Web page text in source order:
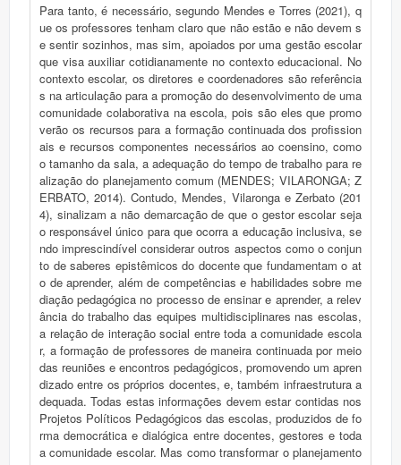
Para tanto, é necessário, segundo Mendes e Torres (2021), q
ue os professores tenham claro que não estão e não devem s
e sentir sozinhos, mas sim, apoiados por uma gestão escolar
que visa auxiliar cotidianamente no contexto educacional. No
contexto escolar, os diretores e coordenadores são referência
s na articulação para a promoção do desenvolvimento de uma
comunidade colaborativa na escola, pois são eles que promo
verão os recursos para a formação continuada dos profission
ais e recursos componentes necessários ao coensino, como
o tamanho da sala, a adequação do tempo de trabalho para re
alização do planejamento comum (MENDES; VILARONGA; Z
ERBATO, 2014). Contudo, Mendes, Vilaronga e Zerbato (201
4), sinalizam a não demarcação de que o gestor escolar seja
o responsável único para que ocorra a educação inclusiva, se
ndo imprescindível considerar outros aspectos como o conjun
to de saberes epistêmicos do docente que fundamentam o at
o de aprender, além de competências e habilidades sobre me
diação pedagógica no processo de ensinar e aprender, a relev
ância do trabalho das equipes multidisciplinares nas escolas,
a relação de interação social entre toda a comunidade escola
r, a formação de professores de maneira continuada por meio
das reuniões e encontros pedagógicos, promovendo um apren
dizado entre os próprios docentes, e, também infraestrutura a
dequada. Todas estas informações devem estar contidas nos
Projetos Políticos Pedagógicos das escolas, produzidos de fo
rma democrática e dialógica entre docentes, gestores e toda
a comunidade escolar. Mas como transformar o planejamento